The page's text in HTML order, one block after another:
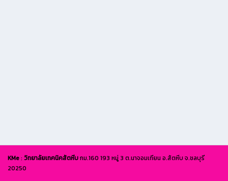
KMe: วิทยาลัยเทคนิคสัตหีบกม.160 193 หมู่ 3 ต.นาจอมเทียน อ.สัตหีบ จ.ชลบุรี
20250